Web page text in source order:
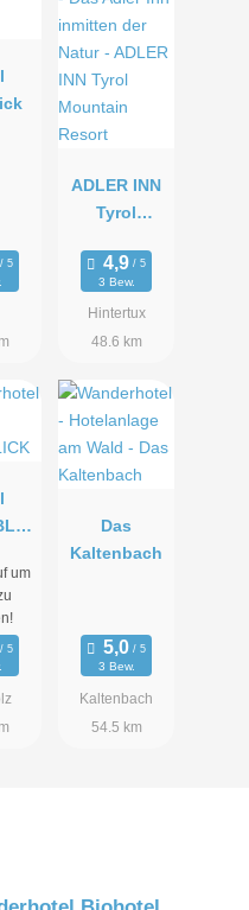
ADLER INN
Tyrol
Resort
3 Bew.
Hintertux
48.6 km
um
Das
Kaltenbach
3 Bew.
Kaltenbach
54.5 km